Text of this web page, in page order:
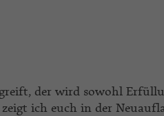
der wird sowohl
ich euch in der